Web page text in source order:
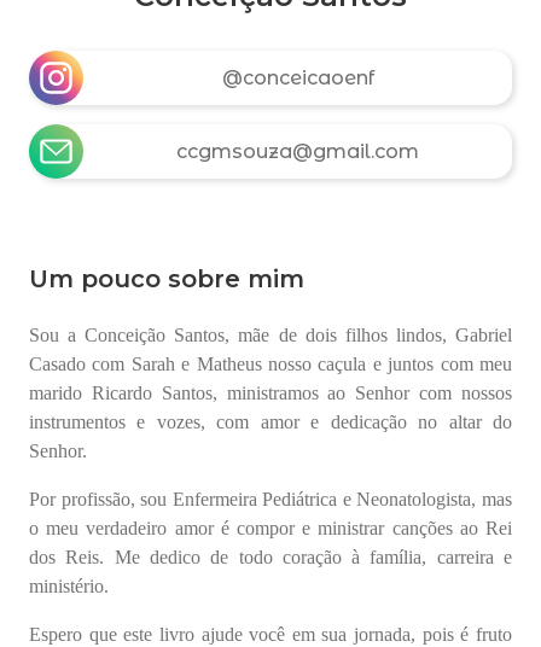
@conceicaoenf
ccgmsouza@gmail.com
Um pouco sobre mim
Sou a Conceição Santos, mãe de dois filhos lindos, Gabriel
Casado com Sarah e Matheus nosso caçula e juntos com meu
marido Ricardo Santos, ministramos ao Senhor com nossos
instrumentos e vozes, com amor e dedicação no altar do
Senhor.
Por profissão, sou Enfermeira Pediátrica e Neonatologista, mas
o meu verdadeiro amor é compor e ministrar canções ao Rei
dos Reis. Me dedico de todo coração à família, carreira e
ministério.
Espero que este livro ajude você em sua jornada, pois é fruto